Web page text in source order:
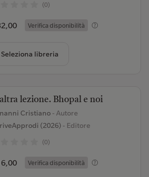
(0)
Verifica disponibilità
Seleziona libreria
lezione. Bhopal e noi
Cristiano - Autore
(2026)- Editore
(0)
Verifica disponibilità